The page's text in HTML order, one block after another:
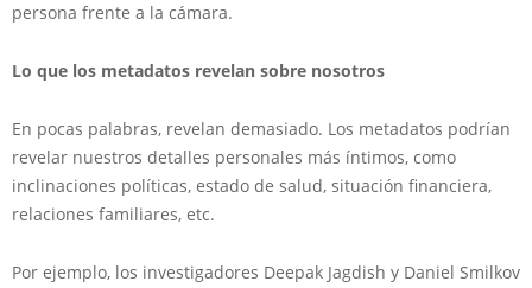
persona frente a la cámara.
Lo que los metadatos revelan sobre nosotros
En pocas palabras, revelan demasiado. Los metadatos podrían
revelar nuestros detalles personales más íntimos, como
inclinaciones políticas, estado de salud, situación financiera,
relaciones familiares, etc.
Por ejemplo, los investigadores Deepak Jagdish y Daniel Smilkov